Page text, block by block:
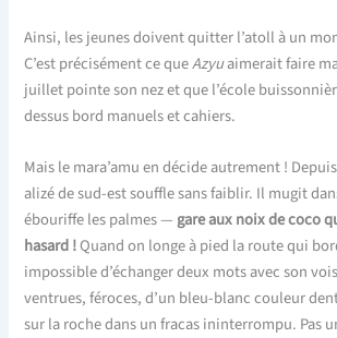
Ainsi, les jeunes doivent quitter l’atoll à un
C’est précisément ce queAzyuaimerait faire
juillet pointe son nez et que l’école
dessus bord manuels et cahiers.
Mais le mara’amu en décide autrement !
alizé de sud-est souffle sans faiblir. Il mugit
ébouriffe les palmes —gare aux noix de coco
hasard !Quand on longe à pied la route qui
impossible d’échanger deux mots avec son
ventrues, féroces, d’un bleu-blanc couleur
sur la roche dans un fracas ininterrompu. Pas